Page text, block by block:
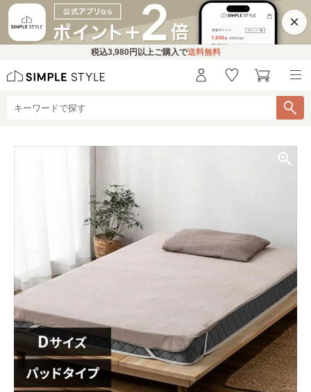
×
税込3,980円 以上ご購入で送料無料